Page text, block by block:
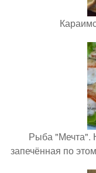
Рыба "Мечта".
запечённая по